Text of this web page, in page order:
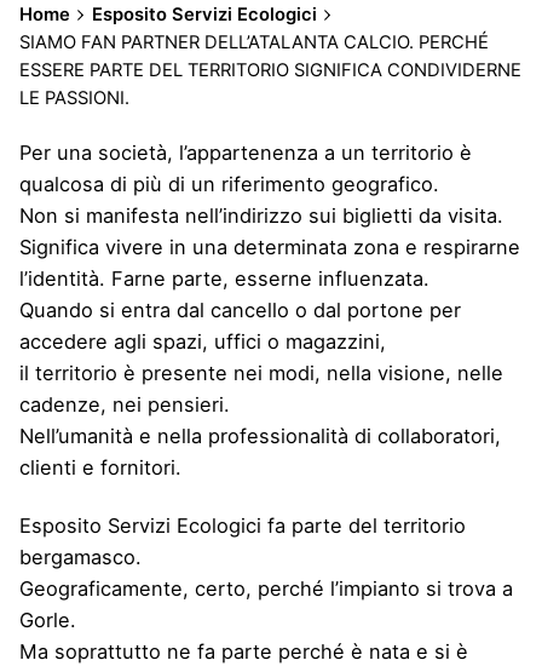
Home
Esposito Servizi Ecologici
SIAMO FAN PARTNER DELL’ATALANTA CALCIO. PERCHÉ
ESSERE PARTE DEL TERRITORIO SIGNIFICA CONDIVIDERNE
LE PASSIONI.
Per una società, l’appartenenza a un territorio è
qualcosa di più di un riferimento geografico.
Non si manifesta nell’indirizzo sui biglietti da visita.
Significa vivere in una determinata zona e respirarne
l’identità. Farne parte, esserne influenzata.
Quando si entra dal cancello o dal portone per
accedere agli spazi, uffici o magazzini,
il territorio è presente nei modi, nella visione, nelle
cadenze, nei pensieri.
Nell’umanità e nella professionalità di collaboratori,
clienti e fornitori.
Esposito Servizi Ecologici fa parte del territorio
bergamasco.
Geograficamente, certo, perché l’impianto si trova a
Gorle.
Ma soprattutto ne fa parte perché è nata e si è